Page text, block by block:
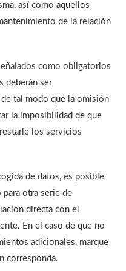
así como aquellos
de la relación
como obligatorios
deberán ser
tal modo que la omisión
la imposibilidad de que
los servicios
de datos, es posible
otra serie de
directa con el
En el caso de que no
adicionales, marque
corresponda.